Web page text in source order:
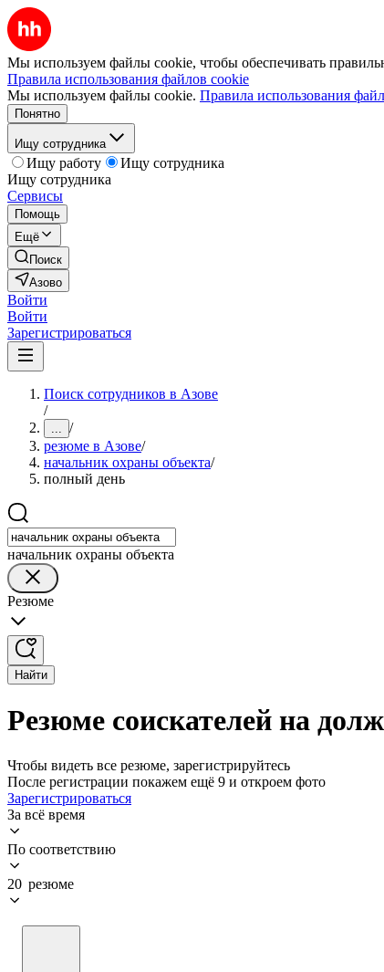
Мы используем файлы cookie, чтобы обеспечивать
Правила использования файлов cookie
Мы используем файлы cookie. Правила использования
Понятно
Ищу сотрудника
Ищу работу
Ищу сотрудника
Ищу сотрудника
Сервисы
Помощь
Ещё
Поиск
Азово
Войти
Войти
Зарегистрироваться
Поиск сотрудников в Азове
/
... /
резюме в Азове/
начальник охраны объекта/
полный день
начальник охраны объекта
Резюме
Найти
Резюме соискателей на
Чтобы видеть все резюме, зарегистрируйтесь
После регистрации покажем ещё 9 и откроем фото
Зарегистрироваться
За всё время
По соответствию
20 резюме